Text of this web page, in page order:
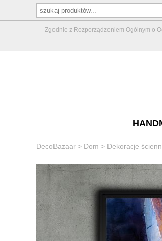
Zgodnie z Rozporządzeniem Ogólnym o
DecoBazaar > Dom > Dekoracje